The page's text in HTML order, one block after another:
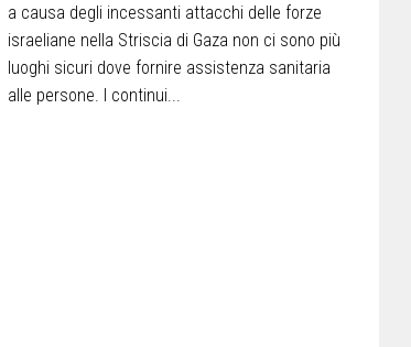
a causa degli incessanti attacchi delle forze
israeliane nella Striscia di Gaza non ci sono più
luoghi sicuri dove fornire assistenza sanitaria
alle persone. I continui...